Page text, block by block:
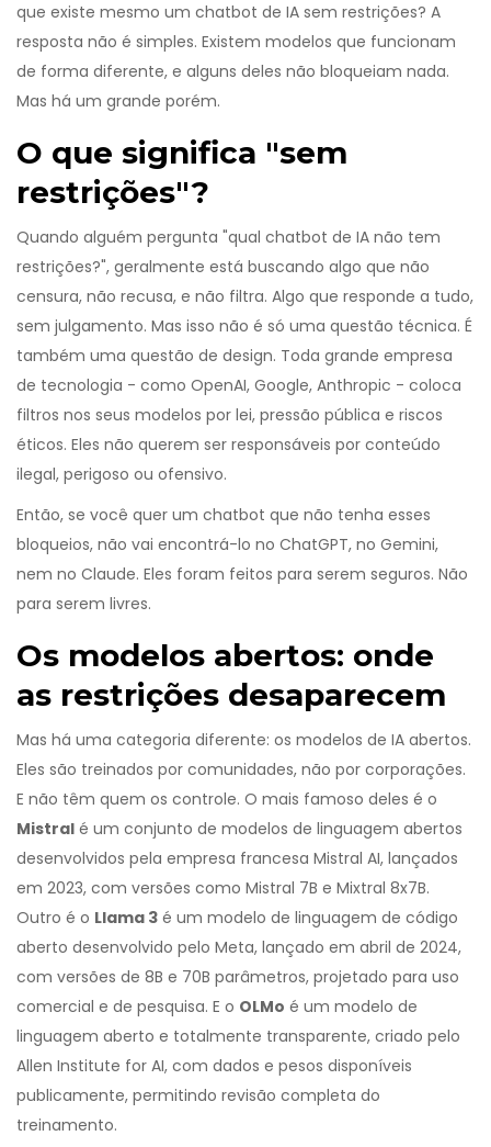
que existe mesmo um chatbot de IA sem restrições? A
resposta não é simples. Existem modelos que funcionam
de forma diferente, e alguns deles não bloqueiam nada.
Mas há um grande porém.
O que significa "sem
restrições"?
Quando alguém pergunta "qual chatbot de IA não tem
restrições?", geralmente está buscando algo que não
censura, não recusa, e não filtra. Algo que responde a tudo,
sem julgamento. Mas isso não é só uma questão técnica. É
também uma questão de design. Toda grande empresa
de tecnologia - como OpenAI, Google, Anthropic - coloca
filtros nos seus modelos por lei, pressão pública e riscos
éticos. Eles não querem ser responsáveis por conteúdo
ilegal, perigoso ou ofensivo.
Então, se você quer um chatbot que não tenha esses
bloqueios, não vai encontrá-lo no ChatGPT, no Gemini,
nem no Claude. Eles foram feitos para serem seguros. Não
para serem livres.
Os modelos abertos: onde
as restrições desaparecem
Mas há uma categoria diferente: os modelos de IA abertos.
Eles são treinados por comunidades, não por corporações.
E não têm quem os controle. O mais famoso deles é o
Mistral é um conjunto de modelos de linguagem abertos
desenvolvidos pela empresa francesa Mistral AI, lançados
em 2023, com versões como Mistral 7B e Mixtral 8x7B.
Outro é o Llama 3 é um modelo de linguagem de código
aberto desenvolvido pelo Meta, lançado em abril de 2024,
com versões de 8B e 70B parâmetros, projetado para uso
comercial e de pesquisa. E o OLMo é um modelo de
linguagem aberto e totalmente transparente, criado pelo
Allen Institute for AI, com dados e pesos disponíveis
publicamente, permitindo revisão completa do
treinamento.